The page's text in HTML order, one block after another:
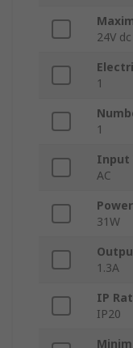
24V dc
1
1
Input
AC
Power
31W
1.3A
IP
IP20